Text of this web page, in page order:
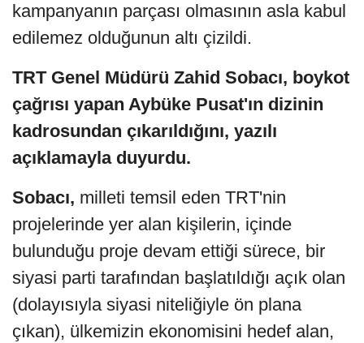
kampanyanın parçası olmasının asla kabul
edilemez olduğunun altı çizildi.
TRT Genel Müdürü Zahid Sobacı, boykot
çağrısı yapan Aybüke Pusat'ın dizinin
kadrosundan çıkarıldığını, yazılı
açıklamayla duyurdu.
Sobacı, milleti temsil eden TRT'nin
projelerinde yer alan kişilerin, içinde
bulunduğu proje devam ettiği sürece, bir
siyasi parti tarafından başlatıldığı açık olan
(dolayısıyla siyasi niteliğiyle ön plana
çıkan), ülkemizin ekonomisini hedef alan,